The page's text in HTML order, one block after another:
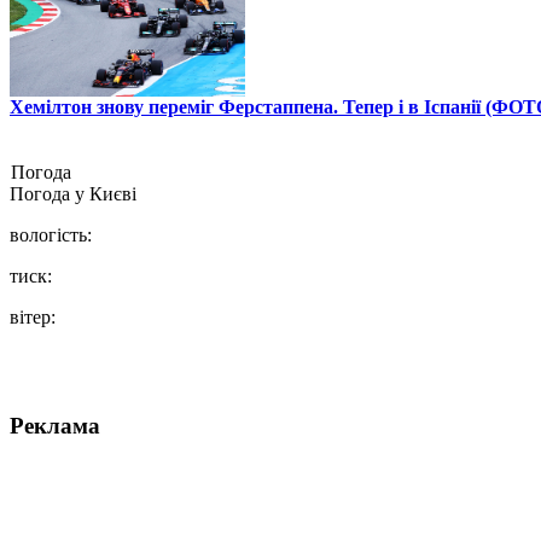
Хемілтон знову переміг Ферстаппена. Тепер і в Іспанії
Погода
Погода у Києві
вологість:
тиск:
вітер:
Реклама